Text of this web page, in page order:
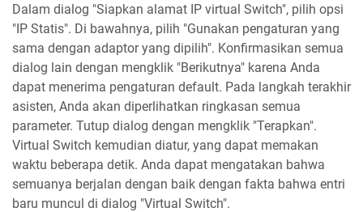
Dalam dialog "Siapkan alamat IP virtual Switch", pilih opsi
"IP Statis". Di bawahnya, pilih "Gunakan pengaturan yang
sama dengan adaptor yang dipilih". Konfirmasikan semua
dialog lain dengan mengklik "Berikutnya" karena Anda
dapat menerima pengaturan default. Pada langkah terakhir
asisten, Anda akan diperlihatkan ringkasan semua
parameter. Tutup dialog dengan mengklik "Terapkan".
Virtual Switch kemudian diatur, yang dapat memakan
waktu beberapa detik. Anda dapat mengatakan bahwa
semuanya berjalan dengan baik dengan fakta bahwa entri
baru muncul di dialog "Virtual Switch".